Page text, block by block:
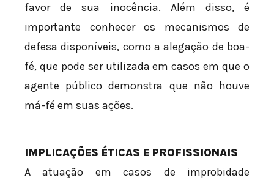
favor de sua inocência. Além disso, é
importante conhecer os mecanismos de
defesa disponíveis, como a alegação de boa-
fé, que pode ser utilizada em casos em que o
agente público demonstra que não houve
má-fé em suas ações.
IMPLICAÇÕES ÉTICAS E PROFISSIONAIS
A atuação em casos de improbidade